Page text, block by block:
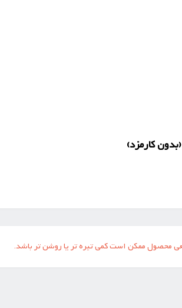
محصول ممکن است کمی تیره تر یا روشن تر باشد.